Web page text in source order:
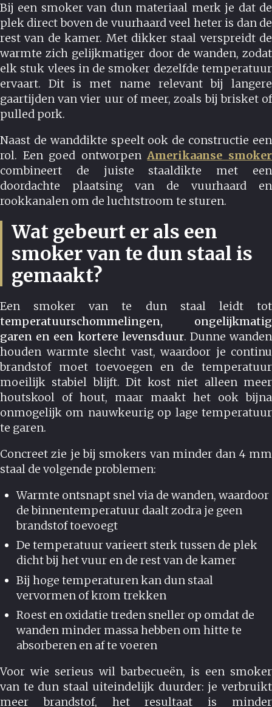
Bij een smoker van dun materiaal merk je dat de
plek direct boven de vuurhaard veel heter is dan de
rest van de kamer. Met dikker staal verspreidt de
warmte zich gelijkmatiger door de wanden, zodat
elk stuk vlees in de smoker dezelfde temperatuur
ervaart. Dit is met name relevant bij langere
gaartijden van vier uur of meer, zoals bij brisket of
pulled pork.
Naast de wanddikte speelt ook de constructie een
rol. Een goed ontworpenAmerikaanse smoker
combineert de juiste staaldikte met een
doordachte plaatsing van de vuurhaard en
rookkanalen om de luchtstroom te sturen.
Wat gebeurt er als een
smoker van te dun staal is
gemaakt?
Een smoker van te dun staal leidt tot
temperatuurschommelingen, ongelijkmatig
garen en een kortere levensduur. Dunne wanden
houden warmte slecht vast, waardoor je continu
brandstof moet toevoegen en de temperatuur
moeilijk stabiel blijft. Dit kost niet alleen meer
houtskool of hout, maar maakt het ook bijna
onmogelijk om nauwkeurig op lage temperatuur
te garen.
Concreet zie je bij smokers van minder dan 4 mm
staal de volgende problemen:
Warmte ontsnapt snel via de wanden, waardoor
de binnentemperatuur daalt zodra je geen
brandstof toevoegt
De temperatuur varieert sterk tussen de plek
dicht bij het vuur en de rest van de kamer
Bij hoge temperaturen kan dun staal
vervormen of krom trekken
Roest en oxidatie treden sneller op omdat de
wanden minder massa hebben om hitte te
absorberen en af te voeren
Voor wie serieus wil barbecueën, is een smoker
van te dun staal uiteindelijk duurder: je verbruikt
meer brandstof, het resultaat is minder